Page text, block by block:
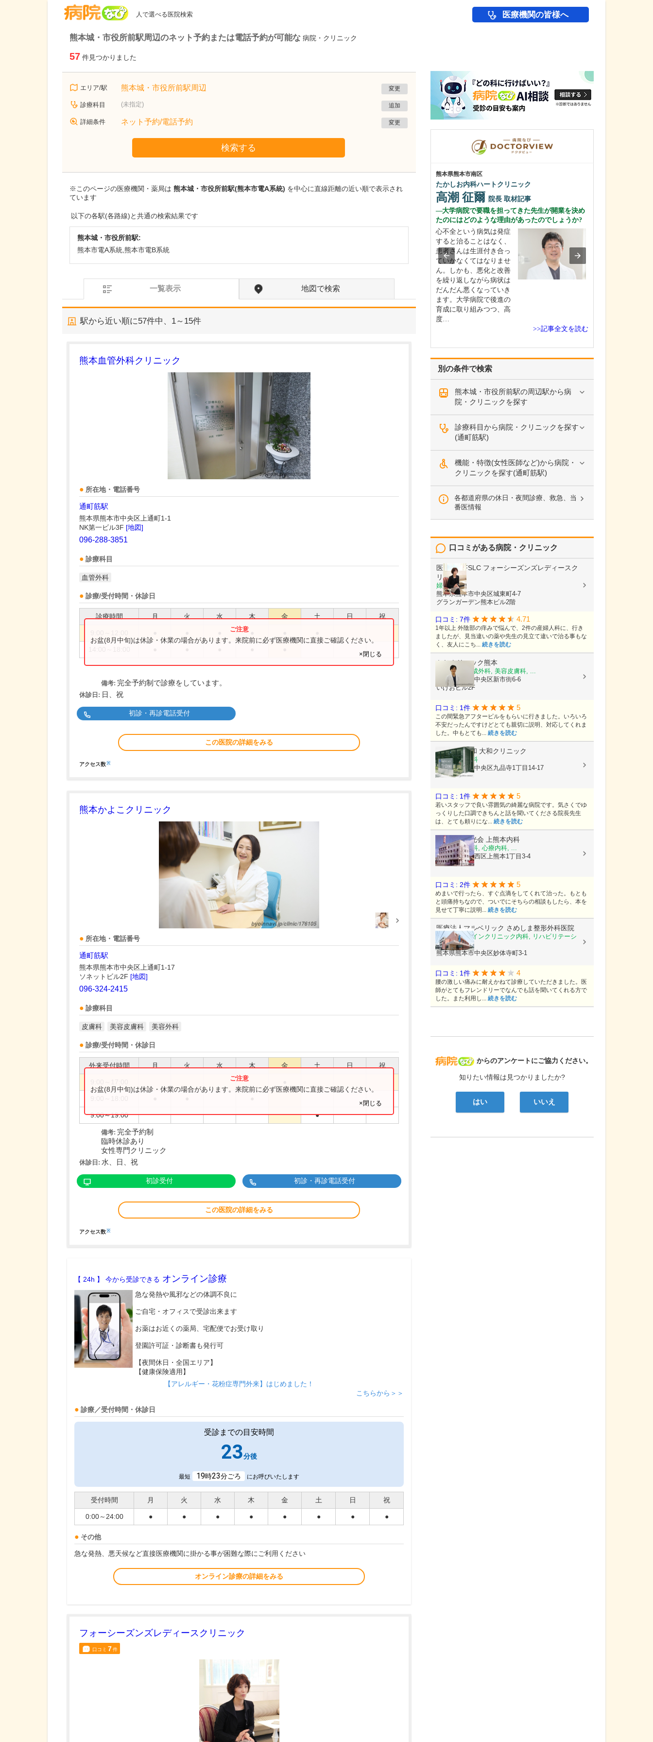
人で選べる医院検索 医療機関の皆様へ
熊本城・市役所前駅周辺のネット予約または電話予約が可能な 病院・クリニック
57 件見つかりました
エリア/駅 熊本城・市役所前駅周辺 変更
診療科目 (未指定) 追加
詳細条件 ネット予約/電話予約 変更
検索する
※このページの医療機関・薬局は 熊本城・市役所前駅(熊本市電A系統) を中心に直線距離の近い順で表示され
ています
以下の各駅(各路線)と共通の検索結果です
熊本城・市役所前駅:
熊本市電A系統,熊本市電B系統
一覧表示 地図で検索
駅から近い順に57件中、 1～15件
熊本血管外科クリニック
所在地・電話番号
通町筋駅
熊本県熊本市中央区上通町1-1
NK第一ビル3F [地図]
096-288-3851
診療科目
血管外科
診療/受付時間・休診日
診療時間 月 火 水 木 金 土 日 祝
お盆(8月中旬)は休診・休業の場合があります。来院前に必ず医療機関に直接ご確認ください。
×閉じる
備考: 完全予約制で診療をしています。
休診日: 日、祝
初診・再診電話受付
この医院の詳細をみる
アクセス数※
熊本かよこクリニック
所在地・電話番号
通町筋駅
熊本県熊本市中央区上通町1-17
ソネットビル2F [地図]
096-324-2415
診療科目
皮膚科 美容皮膚科 美容外科
診療/受付時間・休診日
外来受付時間 月 火 水 木 金 土 日 祝
9:00～19:00 ●
お盆(8月中旬)は休診・休業の場合があります。来院前に必ず医療機関に直接ご確認ください。
×閉じる
備考: 完全予約制
臨時休診あり
女性専門クリニック
休診日: 水、日、祝
初診受付 初診・再診電話受付
この医院の詳細をみる
アクセス数※
【 24h 】 今から受診できる オンライン診療
急な発熱や風邪などの体調不良に
ご自宅・オフィスで受診出来ます
お薬はお近くの薬局、宅配便でお受け取り
登園許可証・診断書も発行可
【夜間休日・全国エリア】
【健康保険適用】
【アレルギー・花粉症専門外来】はじめました！
こちらから＞＞
診療／受付時間・休診日
受診までの目安時間
23分後
最短 19時23分ごろ にお呼びいたします
受付時間 月 火 水 木 金 土 日 祝
0:00～24:00 ● ● ● ● ● ● ● ●
その他
急な発熱、悪天候など直接医療機関に掛かる事が困難な際にご利用ください
オンライン診療の詳細をみる
フォーシーズンズレディースクリニック
口コミ 7件
別の条件で検索
熊本城・市役所前駅の周辺駅から病
院・クリニックを探す
診療科目から病院・クリニックを探す
(通町筋駅)
機能・特徴(女性医師など)から病院・
クリニックを探す(通町筋駅)
各都道府県の休日・夜間診療、救急、当
番医情報
病院なび
からのアンケートにご協力ください。
知りたい情報は見つかりましたか?
はい いいえ
口コミがある病院・クリニック
医療法人FSLC フォーシーズンズレディースク
リニック
婦人科
熊本県熊本市中央区城東町4-7
グランガーデン熊本ビル2階
口コミ: 7件 4.71
1年以上 外陰部の痒みで悩んで、2件の産婦人科に、行き
ましたが、見当違いの薬や先生の見立て違いで治る事もな
く、友人にこち... 続きを読む
かじクリニック熊本
美容外科, 形成外科, 美容皮膚科, ...
熊本県熊本市中央区新市街6-6
いけおビル2F
口コミ: 1件 5
この間緊急アフターピルをもらいに行きました。いろいろ
不安だったんですけどとても親切に説明、対応してくれま
した。中もとても... 続きを読む
医療法人大和 大和クリニック
内科, 循環器科
熊本県熊本市中央区九品寺1丁目14-17
口コミ: 1件 5
若いスタッフで良い雰囲気の綺麗な病院です。気さくでゆ
っくりした口調できちんと話を聞いてくださる院長先生
は、とても頼りにな... 続きを読む
医療法人陽光会 上熊本内科
内科, 神経内科, 心療内科, ...
熊本県熊本市西区上熊本1丁目3-4
口コミ: 2件 5
めまいで行ったら、すぐ点滴をしてくれて治った。もとも
と頭痛持ちなので、ついでにそちらの相談もしたら、本を
見せて丁寧に説明... 続きを読む
医療法人マルベリック さめしま整形外科医院
整形外科, ペインクリニック内科, リハビリテーシ
ョン科
熊本県熊本市中央区妙体寺町3-1
口コミ: 1件 4
腰の激しい痛みに耐えかねて診療していただきました。医
師がとてもフレンドリーでなんでも話を聞いてくれる方で
した。また利用し... 続きを読む
熊本県熊本市南区
たかしお内科ハートクリニック
高潮 征爾 院長 取材記事
大学病院で要職を担ってきた先生が開業を決め
たのにはどのような理由があったのでしょうか?
心不全という病気は発症
すると治ることはなく、
患者さんは生涯付き合っ
ていかなくてはなりませ
ん。しかも、悪化と改善
を繰り返しながら病状は
だんだん悪くなっていき
ます。大学病院で後進の
育成に取り組みつつ、高
度…
>>記事全文を読む
神奈川県横浜市南区
こがね町すこやか内科・内視鏡クリニック
予防」の観点から、患者
さんの健康意識を高める
ことにも積極的に取り組
ん…